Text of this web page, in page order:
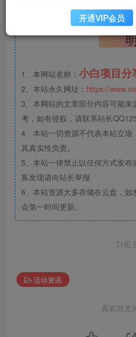
文章
1、本网站名称： 小白项目分
2、本站永久网址： https://
3、本网站的文章部分内容可能
考，如有侵权，请联系站长
4、本站一切资源不代表本站立
其真实性负责。
5、本站一律禁止以任何方式发
客发现请向站长举报
6、本站资源大多存储在云盘，
会第一时间更新。
THE
活动资讯
喜欢就支
开通VIP会员